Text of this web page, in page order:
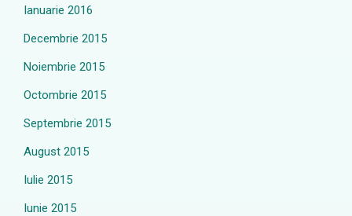
Ianuarie 2016
Decembrie 2015
Noiembrie 2015
Octombrie 2015
Septembrie 2015
August 2015
Iulie 2015
Iunie 2015